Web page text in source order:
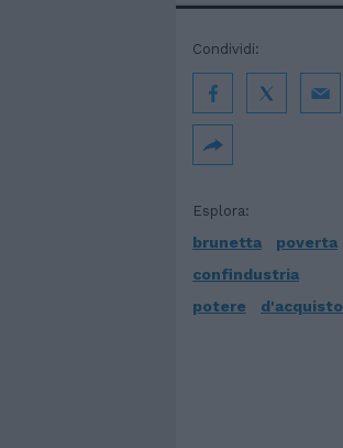
Esplora:
brunetta
poverta
confindustria
potere
d'acquisto
Condividi: